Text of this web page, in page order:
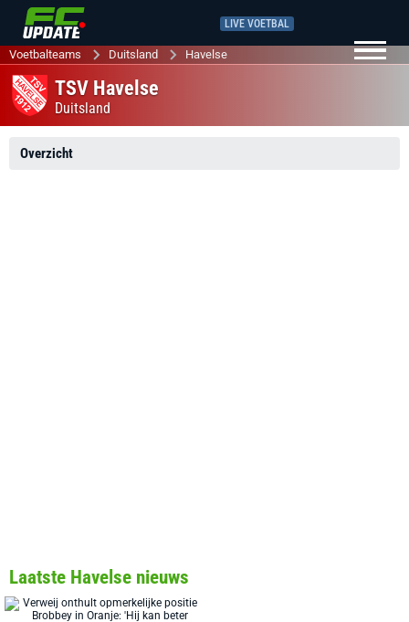
LIVE VOETBAL
Voetbalteams Duitsland Havelse
TSV Havelse
Duitsland
Overzicht
Laatste Havelse nieuws